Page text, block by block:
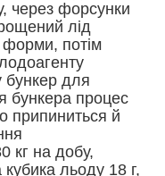
через форсунки
лід
потім
бункер для
бункера процес
припиниться й
кг на добу,
льоду 18 г,